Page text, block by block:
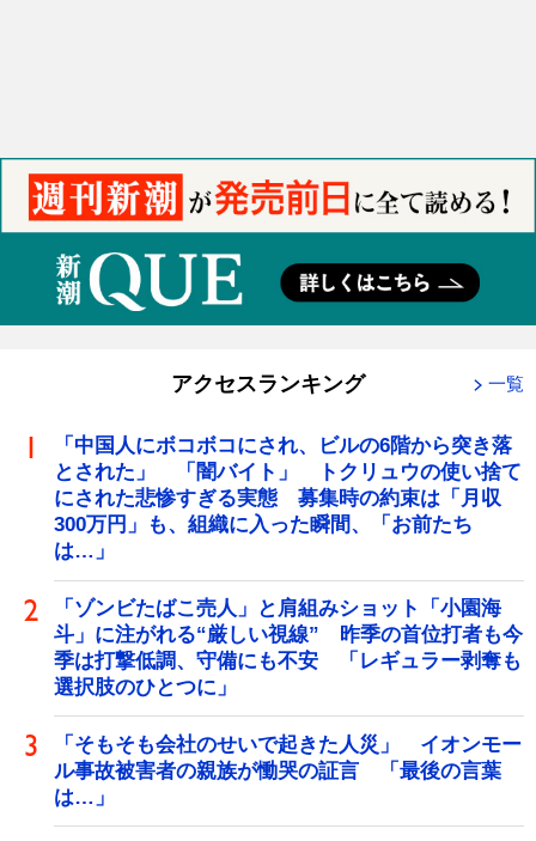
アクセスランキング 一覧
「中国人にボコボコにされ、ビルの6階から突き落
とされた」 「闇バイト」 トクリュウの使い捨て
にされた悲惨すぎる実態 募集時の約束は「月収
300万円」も、組織に入った瞬間、「お前たち
は…」
「ゾンビたばこ売人」と肩組みショット「小園海
斗」に注がれる“厳しい視線” 昨季の首位打者も今
季は打撃低調、守備にも不安 「レギュラー剥奪も
選択肢のひとつに」
「そもそも会社のせいで起きた人災」 イオンモー
ル事故被害者の親族が慟哭の証言 「最後の言葉
は…」